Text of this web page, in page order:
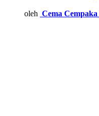
oleh Cema Cempaka